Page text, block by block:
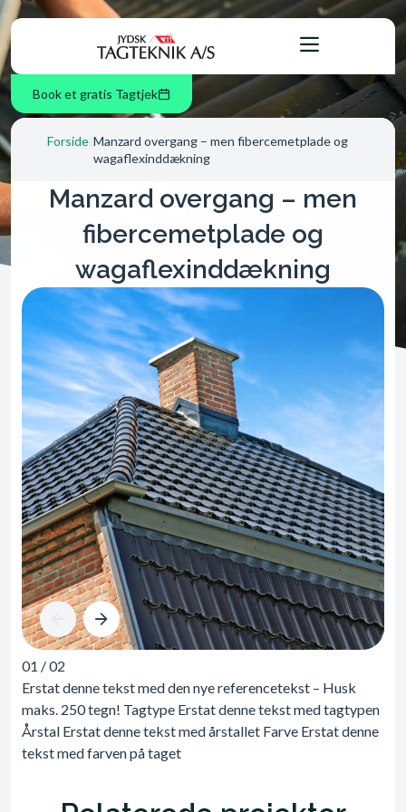
Book et gratis Tagtjek
Forside Manzard overgang – men fibercemetplade og
wagaflexinddækning
Manzard overgang – men
fibercemetplade og
wagaflexinddækning
01 /02
Erstat denne tekst med den nye referencetekst – Husk
maks. 250 tegn! Tagtype Erstat denne tekst med tagtypen
Årstal Erstat denne tekst med årstallet Farve Erstat denne
tekst med farven på taget